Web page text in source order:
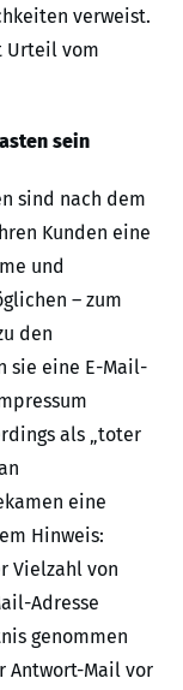
verweist.
Urteil vom
sein
sind nach dem
Kunden eine
und
– zum
den
sie eine E-Mail-
als „toter
eine
Hinweis:
Vielzahl von
Adresse
genommen
Antwort-Mail vor